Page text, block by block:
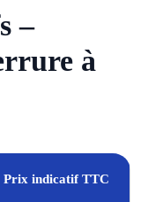
–
à
Prix indicatif TTC